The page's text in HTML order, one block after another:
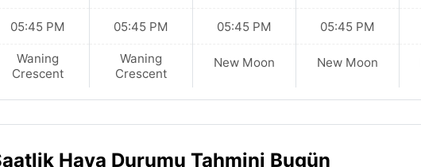
05:45 PM
Waning
Crescent
05:45 PM
Waning
Crescent
05:45 PM
New Moon
05:45 PM
New Moon
Hava Durumu Tahmini Bugün